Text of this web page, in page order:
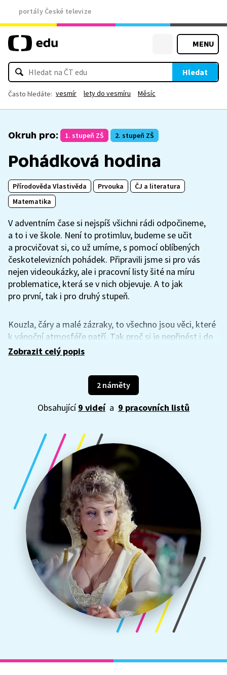
portály České televize
MENU
Hledat
Často hledáte: vesmír lety do vesmíru Měsíc
Okruh pro: 1. stupeň ZŠ 2. stupeň ZŠ
Pohádková hodina
Přírodověda Vlastivěda Prvouka
ČJ a literatura
Matematika
V adventním čase si nejspíš všichni rádi odpočineme,
a to i ve škole. Není to protimluv, budeme se učit
a procvičovat si, co už umíme, s pomocí oblíbených
českotelevizních pohádek. Připravili jsme si pro vás
nejen videoukázky, ale i pracovní listy šité na míru
problematice, která se v nich objevuje. A to jak
pro první, tak i pro druhý stupeň.
Kouzla, čáry a malé zázraky, to všechno jsou věci, které
k vánoční atmosféře patří. Tak proč si je nepřinést i do
školy a s jejich pomocí neotestovat své znalosti a
navodit ve třídě svátečního ducha a zároveň nezahálet.
Zní vám to dobře? Tak hurá do toho.
Zobrazit celý popis
2 náměty
Obsahující9 videí a 9 pracovních listů